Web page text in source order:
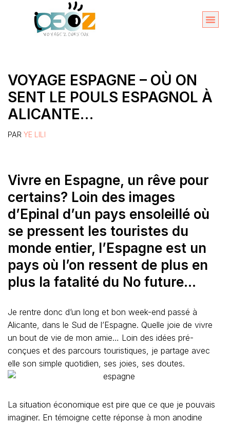
VOYAGE ESPAGNE – OÙ ON
SENT LE POULS ESPAGNOL À
ALICANTE…
PAR YE LILI
Vivre en Espagne, un rêve pour
certains? Loin des images
d’Epinal d’un pays ensoleillé où
se pressent les touristes du
monde entier, l’Espagne est un
pays où l’on ressent de plus en
plus la fatalité du No future…
Je rentre donc d’un long et bon week-end passé à
Alicante, dans le Sud de l’Espagne. Quelle joie de vivre
un bout de vie de mon amie… Loin des idées pré-
conçues et des parcours touristiques, je partage avec
elle son simple quotidien, ses joies, ses doutes.
La situation économique est pire que ce que je pouvais
imaginer. En témoigne cette réponse à mon anodine